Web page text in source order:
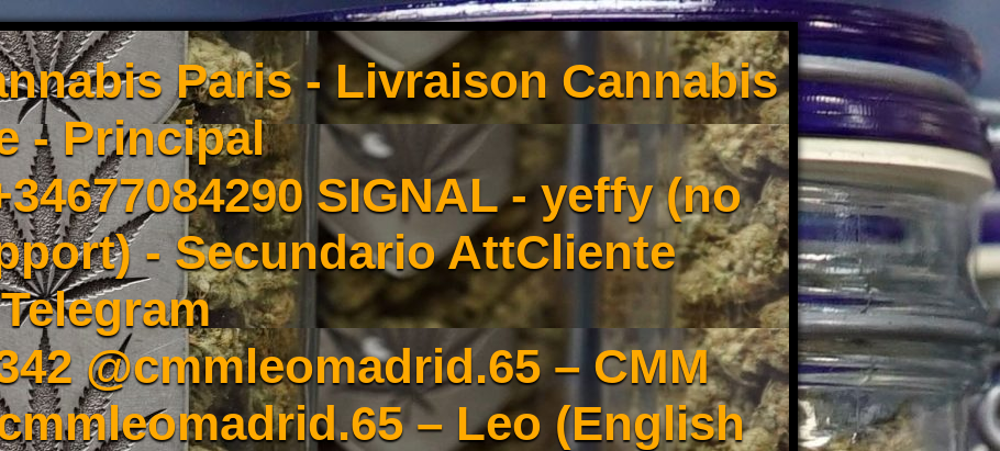
Paris - Livraison Cannabis
- Principal
SIGNAL - yeffy (no
- Secundario AttCliente
@cmmleomadrid.65 – CMM
– Leo (English